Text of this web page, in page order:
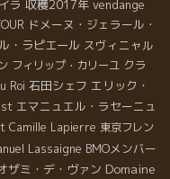
ラ 収穫2017年 vendange
ドメーヌ・ジェラール・
・ラピエール スヴィニャル
フィリップ・カリーユ クラ
Roi 石田シェフ エリック・
エマニュエル・ラセーニュ
Camille Lapierre 東京フレン
Lassaigne BMOメンバー
ザミ・デ・ヴァン Domaine